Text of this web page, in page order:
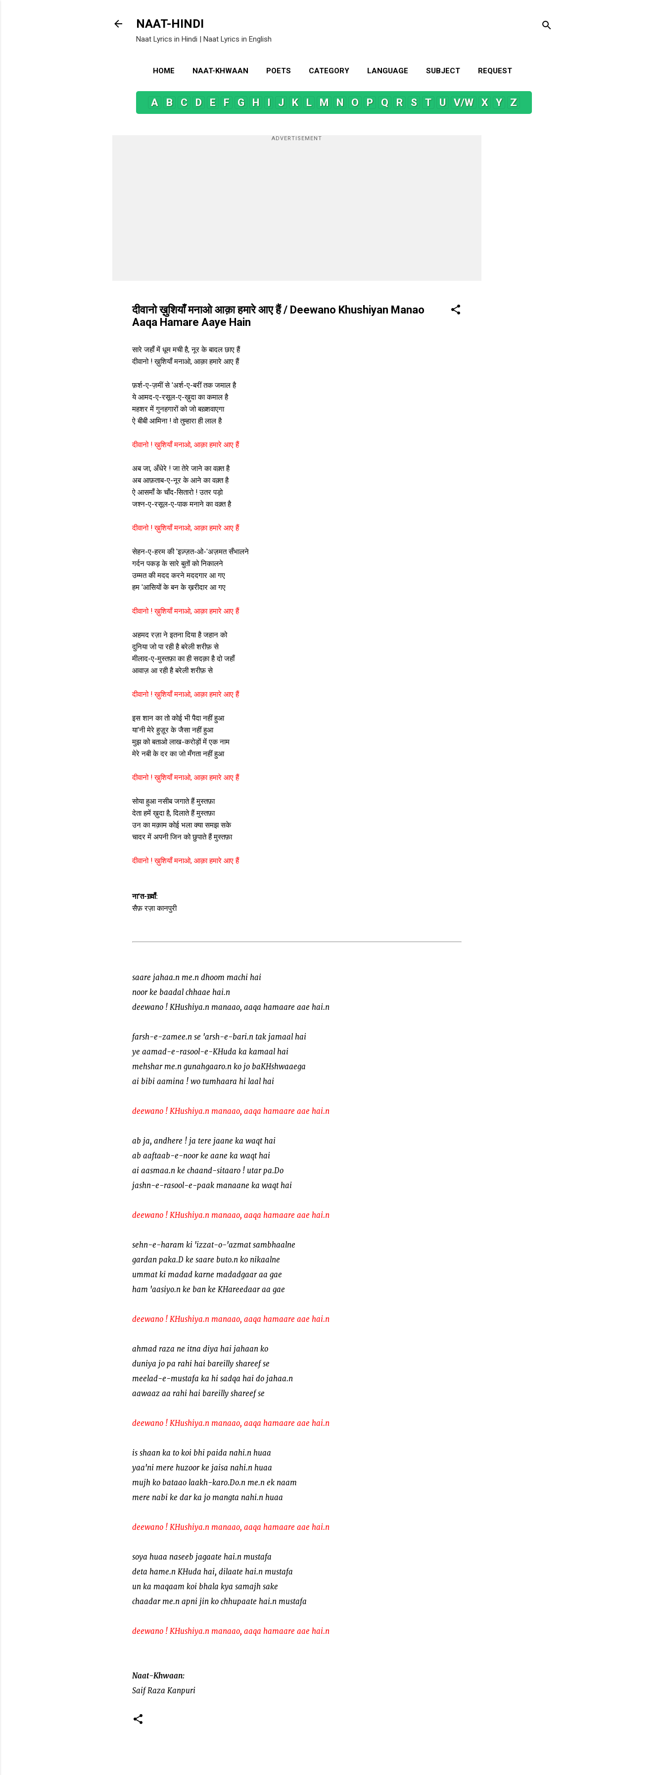
NAAT-HINDI
Naat Lyrics in Hindi | Naat Lyrics in English
HOME NAAT-KHWAAN POETS CATEGORY LANGUAGE SUBJECT REQUEST
MORE… CONTACT US
A B C D E F G H I J K L M N O P Q R S T U V/W X Y Z
ADVERTISEMENT
दीवानो ख़ुशियाँ मनाओ आक़ा हमारे आए हैं / Deewano Khushiyan Manao
Aaqa Hamare Aaye Hain
सारे जहाँ में धूम मची है, नूर के बादल छाए हैं
दीवानो ! ख़ुशियाँ मनाओ, आक़ा हमारे आए हैं
फ़र्श-ए-ज़मीं से 'अर्श-ए-बरीं तक जमाल है
ये आमद-ए-रसूल-ए-ख़ुदा का कमाल है
महशर में गुनहगारों को जो बख़्शवाएगा
ऐ बीबी आमिना ! वो तुम्हारा ही लाल है
दीवानो ! ख़ुशियाँ मनाओ, आक़ा हमारे आए हैं
अब जा, अँधेरे ! जा तेरे जाने का वक़्त है
अब आफ़ताब-ए-नूर के आने का वक़्त है
ऐ आसमाँ के चाँद-सितारो ! उतर पड़ो
जश्न-ए-रसूल-ए-पाक मनाने का वक़्त है
दीवानो ! ख़ुशियाँ मनाओ, आक़ा हमारे आए हैं
सेहन-ए-हरम की 'इज़्ज़त-ओ-'अज़मत सँभालने
गर्दन पकड़ के सारे बुतों को निकालने
उम्मत की मदद करने मददगार आ गए
हम 'आसियों के बन के ख़रीदार आ गए
दीवानो ! ख़ुशियाँ मनाओ, आक़ा हमारे आए हैं
अहमद रज़ा ने इतना दिया है जहान को
दुनिया जो पा रही है बरेली शरीफ़ से
मीलाद-ए-मुस्तफ़ा का ही सदक़ा है दो जहाँ
आवाज़ आ रही है बरेली शरीफ़ से
दीवानो ! ख़ुशियाँ मनाओ, आक़ा हमारे आए हैं
इस शान का तो कोई भी पैदा नहीं हुआ
या'नी मेरे हुज़ूर के जैसा नहीं हुआ
मुझ को बताओ लाख-करोड़ों में एक नाम
मेरे नबी के दर का जो मँगता नहीं हुआ
दीवानो ! ख़ुशियाँ मनाओ, आक़ा हमारे आए हैं
सोया हुआ नसीब जगाते हैं मुस्तफ़ा
देता हमें ख़ुदा है, दिलाते हैं मुस्तफ़ा
उन का मक़ाम कोई भला क्या समझ सके
चादर में अपनी जिन को छुपाते हैं मुस्तफ़ा
दीवानो ! ख़ुशियाँ मनाओ, आक़ा हमारे आए हैं
ना'त-ख़्वाँ:
सैफ़ रज़ा कानपुरी
saare jahaa.n me.n dhoom machi hai
noor ke baadal chhaae hai.n
deewano ! KHushiya.n manaao, aaqa hamaare aae hai.n
farsh-e-zamee.n se 'arsh-e-bari.n tak jamaal hai
ye aamad-e-rasool-e-KHuda ka kamaal hai
mehshar me.n gunahgaaro.n ko jo baKHshwaaega
ai bibi aamina ! wo tumhaara hi laal hai
deewano ! KHushiya.n manaao, aaqa hamaare aae hai.n
ab ja, andhere ! ja tere jaane ka waqt hai
ab aaftaab-e-noor ke aane ka waqt hai
ai aasmaa.n ke chaand-sitaaro ! utar pa.Do
jashn-e-rasool-e-paak manaane ka waqt hai
deewano ! KHushiya.n manaao, aaqa hamaare aae hai.n
sehn-e-haram ki 'izzat-o-'azmat sambhaalne
gardan paka.D ke saare buto.n ko nikaalne
ummat ki madad karne madadgaar aa gae
ham 'aasiyo.n ke ban ke KHareedaar aa gae
deewano ! KHushiya.n manaao, aaqa hamaare aae hai.n
ahmad raza ne itna diya hai jahaan ko
duniya jo pa rahi hai bareilly shareef se
meelad-e-mustafa ka hi sadqa hai do jahaa.n
aawaaz aa rahi hai bareilly shareef se
deewano ! KHushiya.n manaao, aaqa hamaare aae hai.n
is shaan ka to koi bhi paida nahi.n huaa
yaa'ni mere huzoor ke jaisa nahi.n huaa
mujh ko bataao laakh-karo.Do.n me.n ek naam
mere nabi ke dar ka jo mangta nahi.n huaa
deewano ! KHushiya.n manaao, aaqa hamaare aae hai.n
soya huaa naseeb jagaate hai.n mustafa
deta hame.n KHuda hai, dilaate hai.n mustafa
un ka maqaam koi bhala kya samajh sake
chaadar me.n apni jin ko chhupaate hai.n mustafa
deewano ! KHushiya.n manaao, aaqa hamaare aae hai.n
Naat-Khwaan:
Saif Raza Kanpuri